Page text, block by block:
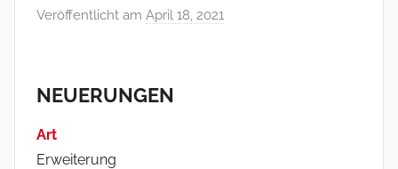
Veröffentlicht am April 18, 2021
NEUERUNGEN
Art
Erweiterung